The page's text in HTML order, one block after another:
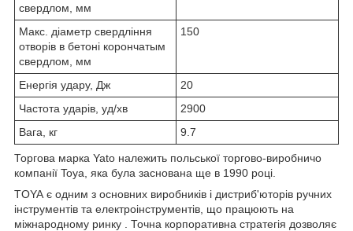
свердлом, мм
Макс. діаметр свердління
отворів в бетоні корончатым
свердлом, мм
150
Енергія удару, Дж
20
Частота ударів, уд/хв
2900
Вага, кг
9.7
Торгова марка Yato належить польської торгово-виробничо
компанії Toya, яка була заснована ще в 1990 році.
TOYA є одним з основних виробників і дистриб'юторів ручних
інструментів та електроінструментів, що працюють на
міжнародному ринку . Точна корпоративна стратегія дозволяє